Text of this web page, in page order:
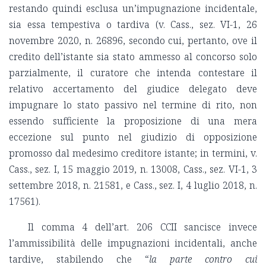
restando quindi esclusa un’impugnazione incidentale,
sia essa tempestiva o tardiva (v. Cass., sez. VI-1, 26
novembre 2020, n. 26896, secondo cui, pertanto, ove il
credito dell’istante sia stato ammesso al concorso solo
parzialmente, il curatore che intenda contestare il
relativo accertamento del giudice delegato deve
impugnare lo stato passivo nel termine di rito, non
essendo sufficiente la proposizione di una mera
eccezione sul punto nel giudizio di opposizione
promosso dal medesimo creditore istante; in termini, v.
Cass., sez. I, 15 maggio 2019, n. 13008, Cass., sez. VI-1, 3
settembre 2018, n. 21581, e Cass., sez. I, 4 luglio 2018, n.
17561).
Il comma 4 dell’art. 206 CCII sancisce invece
l’ammissibilità delle impugnazioni incidentali, anche
tardive, stabilendo che “la parte contro cui